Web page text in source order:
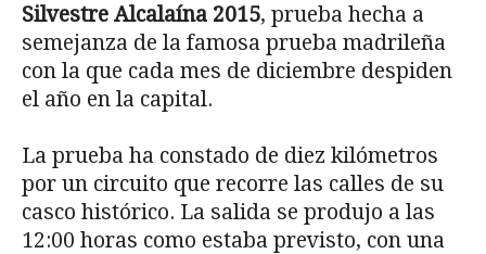
Silvestre Alcalaína 2015, prueba hecha a
semejanza de la famosa prueba madrileña
con la que cada mes de diciembre despiden
el año en la capital.
La prueba ha constado de diez kilómetros
por un circuito que recorre las calles de su
casco histórico. La salida se produjo a las
12:00 horas como estaba previsto, con una